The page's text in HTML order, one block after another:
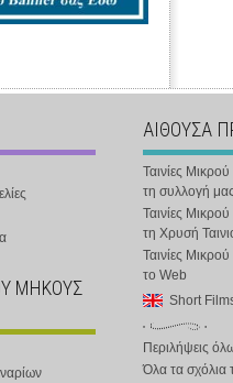
ΜΗΚΟΥΣ
ΑΙΘΟΥΣΑ
Ταινίες
τη συλλογή μας
Ταινίες
τη Χρυσή
Ταινίες
το Web
Short
Περιλήψεις
Όλα τα σχόλια